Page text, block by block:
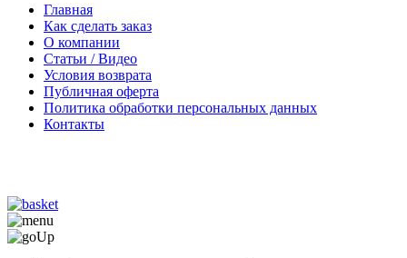
Главная
Как сделать заказ
О компании
Статьи / Видео
Условия возврата
Публичная оферта
Политика обработки персональных данных
Контакты